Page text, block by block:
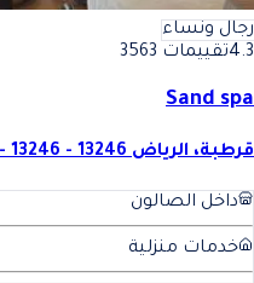
رجال ونساء
4.3تقييمات 3563
Sand spa
قرطبة، الرياض 13246 - 13246 - الرياض - Saudi Arabia
داخل الصالون
خدمات منزلية